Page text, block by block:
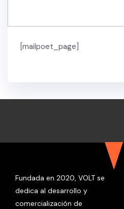
[mailpoet_page]
Fundada en 2020, VOLT se
dedica al desarrollo y
comercialización de